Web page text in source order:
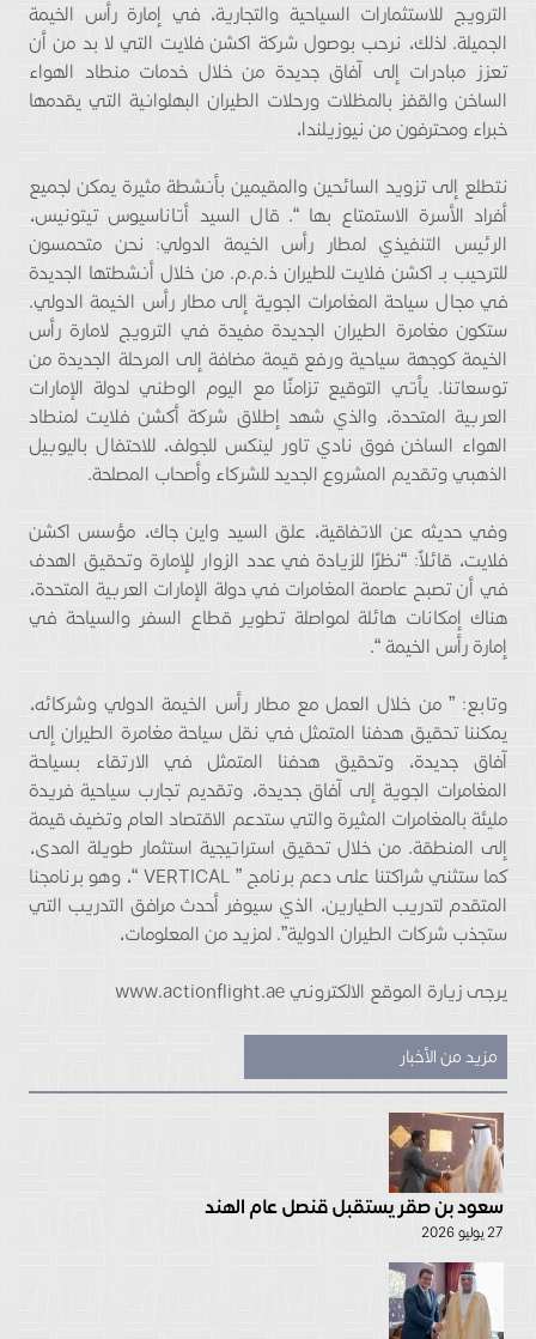
الترويج للاستثمارات السياحية والتجارية، في إمارة رأس الخيمة
الجميلة. لذلك، نرحب بوصول شركة اكشن فلايت التي لا بد من أن
تعزز مبادرات إلى آفاق جديدة من خلال خدمات منطاد الهواء
الساخن والقفز بالمظلات ورحلات الطيران البهلوانية التي يقدمها
خبراء ومحترفون من نيوزيلندا،
نتطلع إلى تزويد السائحين والمقيمين بأنشطة مثيرة يمكن لجميع
أفراد الأسرة الاستمتاع بها “. قال السيد أتاناسيوس تيتونيس،
الرئيس التنفيذي لمطار رأس الخيمة الدولي: نحن متحمسون
للترحيب بـ اكشن فلايت للطيران ذ.م.م. من خلال أنشطتها الجديدة
في مجال سياحة المغامرات الجوية إلى مطار رأس الخيمة الدولي.
ستكون مغامرة الطيران الجديدة مفيدة في الترويج لامارة رأس
الخيمة كوجهة سياحية ورفع قيمة مضافة إلى المرحلة الجديدة من
توسعاتنا. يأتي التوقيع تزامنًا مع اليوم الوطني لدولة الإمارات
العربية المتحدة، والذي شهد إطلاق شركة أكشن فلايت لمنطاد
الهواء الساخن فوق نادي تاور لينكس للجولف، للاحتفال باليوبيل
الذهبي وتقديم المشروع الجديد للشركاء وأصحاب المصلحة.
وفي حديثه عن الاتفاقية، علق السيد واين جاك، مؤسس اكشن
فلايت، قائلاً: “نظرًا للزيادة في عدد الزوار للإمارة وتحقيق الهدف
في أن تصبح عاصمة المغامرات في دولة الإمارات العربية المتحدة،
هناك إمكانات هائلة لمواصلة تطوير قطاع السفر والسياحة في
إمارة رأس الخيمة “.
وتابع: ” من خلال العمل مع مطار رأس الخيمة الدولي وشركائه،
يمكننا تحقيق هدفنا المتمثل في نقل سياحة مغامرة الطيران إلى
آفاق جديدة، وتحقيق هدفنا المتمثل في الارتقاء بسياحة
المغامرات الجوية إلى آفاق جديدة، وتقديم تجارب سياحية فريدة
مليئة بالمغامرات المثيرة والتي ستدعم الاقتصاد العام وتضيف قيمة
إلى المنطقة. من خلال تحقيق استراتيجية استثمار طويلة المدى،
كما ستثني شراكتنا على دعم برنامج ” VERTICAL “، وهو برنامجنا
المتقدم لتدريب الطيارين، الذي سيوفر أحدث مرافق التدريب التي
ستجذب شركات الطيران الدولية”. لمزيد من المعلومات،
يرجى زيارة الموقع الالكتروني www.actionflight.ae
مزيد من الأخبار
سعود بن صقر يستقبل قنصل عام الهند
27 يوليو 2026